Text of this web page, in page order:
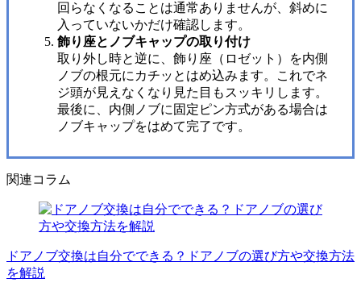
回らなくなることは通常ありませんが、斜めに
入っていないかだけ確認します。
飾り座とノブキャップの取り付け
取り外し時と逆に、飾り座（ロゼット）を内側
ノブの根元にカチッとはめ込みます。これでネ
ジ頭が見えなくなり見た目もスッキリします。
最後に、内側ノブに固定ピン方式がある場合は
ノブキャップをはめて完了です。
関連コラム
ドアノブ交換は自分でできる？ドアノブの選び方や交換方法
を解説